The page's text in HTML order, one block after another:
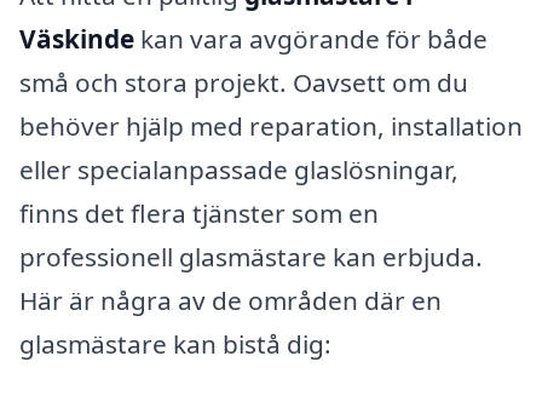
Väskinde kan vara avgörande för både
små och stora projekt. Oavsett om du
behöver hjälp med reparation, installation
eller specialanpassade glaslösningar,
finns det flera tjänster som en
professionell glasmästare kan erbjuda.
Här är några av de områden där en
glasmästare kan bistå dig: